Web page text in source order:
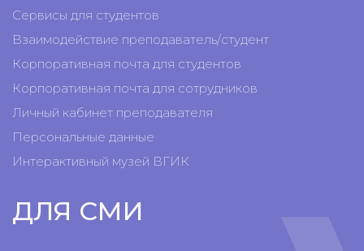
Сервисы для студентов
Взаимодействие преподаватель/студент
Корпоративная почта для студентов
Корпоративная почта для сотрудников
Личный кабинет преподавателя
Персональные данные
Интерактивный музей ВГИК
ДЛЯ СМИ